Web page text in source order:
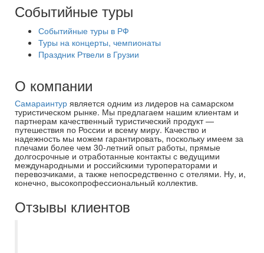
Событийные туры
Событийные туры в РФ
Туры на концерты, чемпионаты
Праздник Ртвели в Грузии
О компании
Самараинтур является одним из лидеров на самарском
туристическом рынке. Мы предлагаем нашим клиентам и
партнерам качественный туристический продукт —
путешествия по России и всему миру. Качество и
надежность мы можем гарантировать, поскольку имеем за
плечами более чем 30-летний опыт работы, прямые
долгосрочные и отработанные контакты с ведущими
международными и российскими туроператорами и
перевозчиками, а также непосредственно с отелями. Ну, и,
конечно, высокопрофессиональный коллектив.
Отзывы клиентов